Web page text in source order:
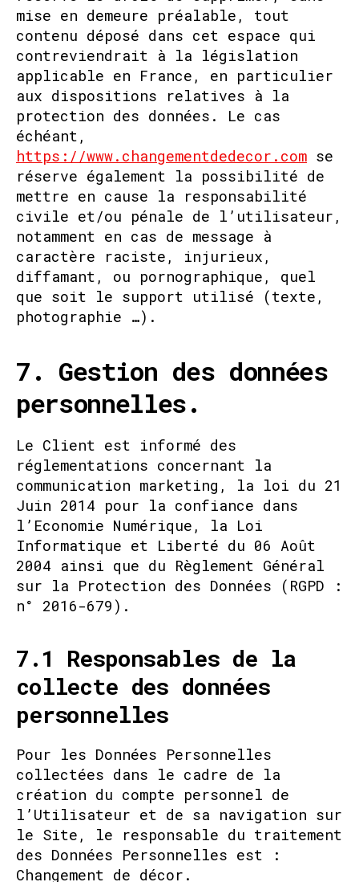
mise en demeure préalable, tout
contenu déposé dans cet espace qui
contreviendrait à la législation
applicable en France, en particulier
aux dispositions relatives à la
protection des données. Le cas
échéant,
https://www.changementdedecor.com se
réserve également la possibilité de
mettre en cause la responsabilité
civile et/ou pénale de l’utilisateur,
notamment en cas de message à
caractère raciste, injurieux,
diffamant, ou pornographique, quel
que soit le support utilisé (texte,
photographie …).
7. Gestion des données
personnelles.
Le Client est informé des
réglementations concernant la
communication marketing, la loi du 21
Juin 2014 pour la confiance dans
l’Economie Numérique, la Loi
Informatique et Liberté du 06 Août
2004 ainsi que du Règlement Général
sur la Protection des Données (RGPD :
n° 2016-679).
7.1 Responsables de la
collecte des données
personnelles
Pour les Données Personnelles
collectées dans le cadre de la
création du compte personnel de
l’Utilisateur et de sa navigation sur
le Site, le responsable du traitement
des Données Personnelles est :
Changement de décor.